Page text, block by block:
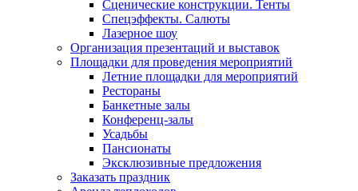
Сценические конструкции. Тенты
Спецэффекты. Салюты
Лазерное шоу
Организация презентаций и выставок
Площадки для проведения мероприятий
Летние площадки для мероприятий
Рестораны
Банкетные залы
Конференц-залы
Усадьбы
Пансионаты
Эксклюзивные предложения
Заказать праздник